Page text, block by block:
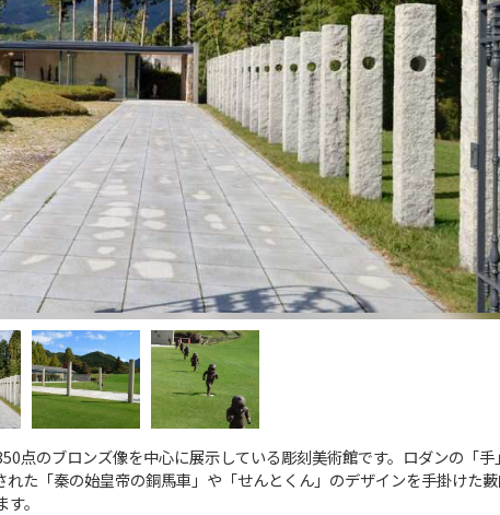
点のブロンズ像を中心に展示している彫刻美術館です。ロダンの「手
た「秦の始皇帝の銅馬車」や「せんとくん」のデザインを手掛けた
。